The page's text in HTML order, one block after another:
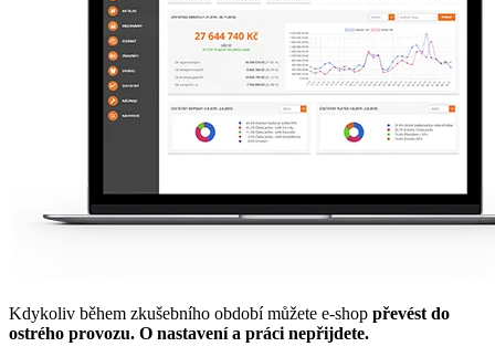
Kdykoliv během zkušebního období můžete e-shop převést do
ostrého provozu. O nastavení a práci nepřijdete.